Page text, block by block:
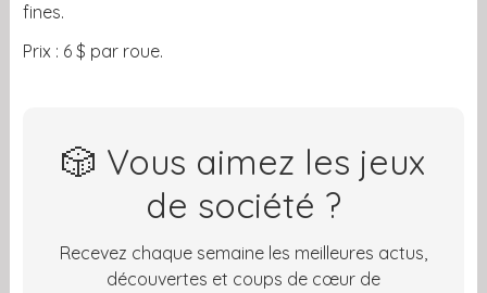
fines.
Prix : 6 $ par roue.
🎲 Vous aimez les jeux
de société ?
Recevez chaque semaine les meilleures actus,
découvertes et coups de cœur de